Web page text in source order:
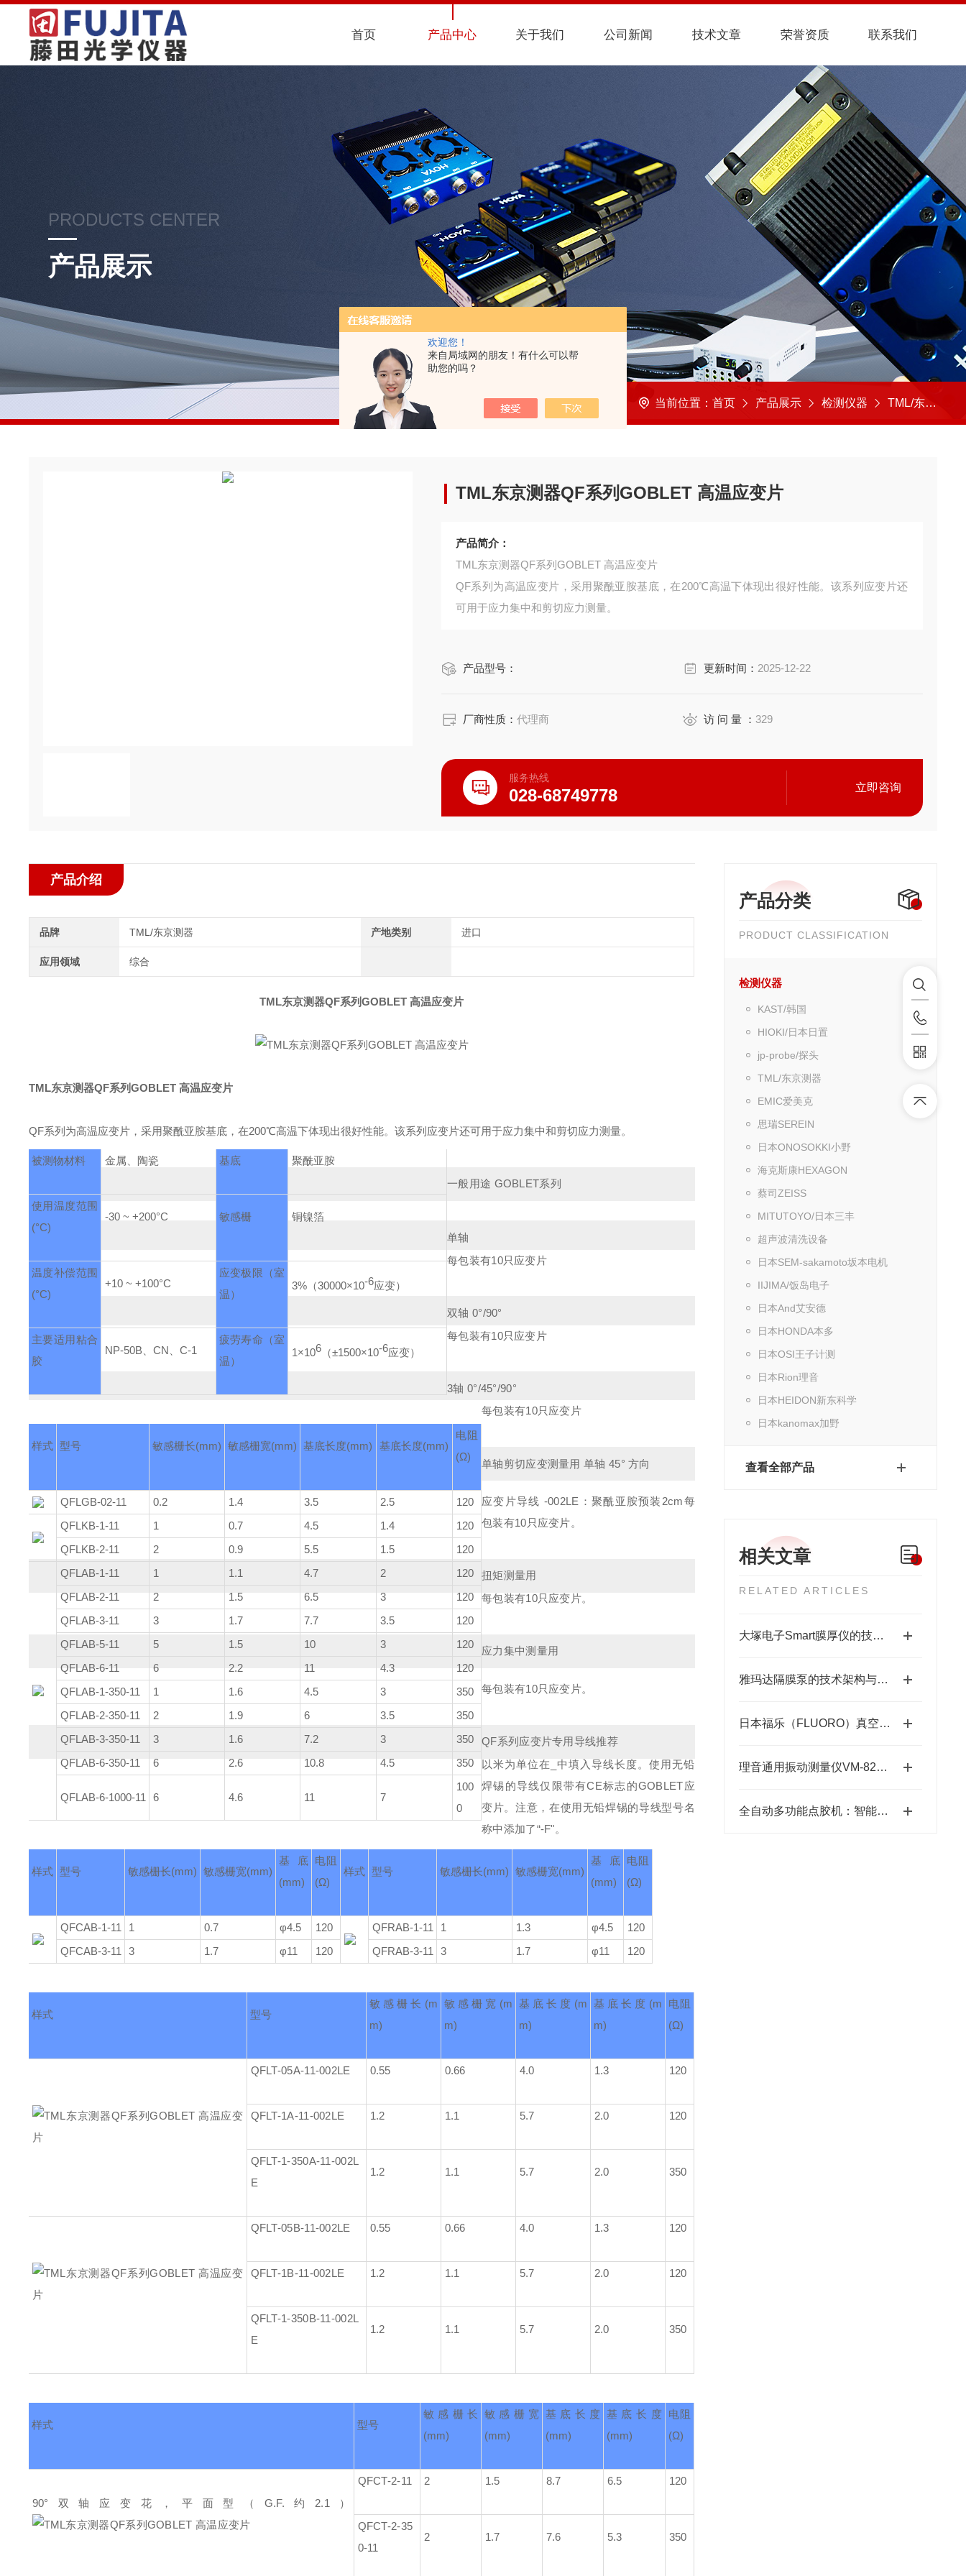
欢迎您！
来自局域网的朋友！有什么可以帮
助您的吗？
首页 产品中心 关于我们 公司新闻 技术文章 荣誉资质 联系我们
PRODUCTS CENTER
产品展示
当前位置： 首页 产品展示 检测仪器 TML/东京测器
TML东京测器QF系列GOBLET 高温应变片
产品简介：
TML东京测器QF系列GOBLET 高温应变片
QF系列为高温应变片，采用聚酰亚胺基底，在200℃高温下体现出很好性能。该系列应变片还
可用于应力集中和剪切应力测量。
产品型号： 更新时间： 2025-12-22
厂商性质：代理商 访 问 量 ：329
服务热线
028-68749778 立即咨询
产品分类
PRODUCT CLASSIFICATION
检测仪器
KAST/韩国
HIOKI/日本日置
jp-probe/探头
TML/东京测器
EMIC爱美克
思瑞SEREIN
日本ONOSOKKI小野
海克斯康HEXAGON
蔡司ZEISS
MITUTOYO/日本三丰
超声波清洗设备
日本SEM-sakamoto坂本电机
IIJIMA/饭岛电子
日本And艾安德
日本HONDA本多
日本OSI王子计测
日本Rion理音
日本HEIDON新东科学
日本kanomax加野
查看全部产品
相关文章
RELATED ARTICLES
大塚电子Smart膜厚仪的技术特点与应用优势
雅玛达隔膜泵的技术架构与工业流体输送应用领域
日本福乐（FLUORO）真空吸笔半导体精密搬运工具-藤田光学
理音通用振动测量仪VM-82A的功能特性与设备维护应用
全自动多功能点胶机：智能制造中的精密“画师”
产品介绍
品牌 TML/东京测器 产地类别 进口
应用领域 综合
TML东京测器QF系列GOBLET 高温应变片
TML东京测器QF系列GOBLET 高温应变片
QF系列为高温应变片，采用聚酰亚胺基底，在200℃高温下体现出很好性能。该系列应变片还可用于应力集中和剪切应力测量。
被测物材料 金属、陶瓷 基底 聚酰亚胺
使用温度范围
(°C)
-30 ~ +200°C 敏感栅 铜镍箔
温度补偿范围
(°C)
+10 ~ +100°C
应变极限 （室
温）
3%（30000×10-6应变）
主要适用粘合
胶
NP-50B、CN、C-1
疲劳寿命 （室
温）
1×106（±1500×10-6应变）
一般用途 GOBLET系列
单轴
样式 型号 敏感栅长(mm) 敏感栅宽(mm) 基底长度(mm) 基底长度(mm)
电阻
(Ω)
QFLGB-02-11 0.2 1.4 3.5 2.5
120
QFLKB-1-11
1 0.7 4.5 1.4
120
QFLKB-2-11
2 0.9 5.5 1.5
120
QFLAB-1-11
1 1.1 4.7 2
120
QFLAB-2-11
2 1.5 6.5 3
120
QFLAB-3-11
3 1.7 7.7 3.5
120
QFLAB-5-11
5 1.5 10 3
120
QFLAB-6-11
6 2.2 11 4.3
120
QFLAB-1-350-11
1 1.6 4.5 3
350
QFLAB-2-350-11
2 1.9 6 3.5
350
QFLAB-3-350-11
3 1.6 7.2 3
350
QFLAB-6-350-11
6 2.6 10.8 4.5 350
QFLAB-6-1000-11 6 4.6 11 7
100
0
每包装有10只应变片
双轴 0°/90°
样式 型号 敏感栅长(mm) 敏感栅宽(mm)
基底
(mm)
电阻
(Ω)
QFCAB-1-11 1 0.7 φ4.5
120
QFCAB-3-11
3 1.7 φ11 120
每包装有10只应变片
3轴 0°/45°/90°
样式 型号 敏感栅长(mm) 敏感栅宽(mm)
基底
(mm)
电阻
(Ω)
QFRAB-1-11 1 1.3 φ4.5
120
QFRAB-3-11
3 1.7 φ11 120
每包装有10只应变片
单轴剪切应变测量用 单轴 45° 方向
样式 型号
敏感栅长 (m
m)
敏感栅宽 (m
m)
基底长度 (m
m)
基底长度 (m
m)
电阻
(Ω)
QFLT-05A-11-002LE 0.55 0.66 4.0 1.3 120
QFLT-1A-11-002LE 1.2 1.1 5.7 2.0 120
QFLT-1-350A-11-002L
E
1.2 1.1 5.7 2.0 350
QFLT-05B-11-002LE 0.55 0.66 4.0 1.3 120
QFLT-1B-11-002LE 1.2 1.1 5.7 2.0 120
QFLT-1-350B-11-002L
E
1.2 1.1 5.7 2.0 350
应变片导线 -002LE：聚酰亚胺预装2cm每
包装有10只应变片。
扭矩测量用
样式 型号
敏感栅长
(mm)
敏感栅宽
(mm)
基底长度
(mm)
基底长度
(mm)
电阻
(Ω)
90°双轴应变花， 平面型 （G.F.约2.1）
QFCT-2-11 2 1.5 8.7 6.5 120
QFCT-2-35
0-11
2 1.7 7.6 5.3 350
每包装有10只应变片。
应力集中测量用
每包装有10只应变片。
QF系列应变片专用导线推荐
以米为单位在_中填入导线长度。 使用无铅
焊锡的导线仅限带有CE标志的GOBLET应
变片。 注意，在使用无铅焊锡的导线型号名
称中添加了“-F"。